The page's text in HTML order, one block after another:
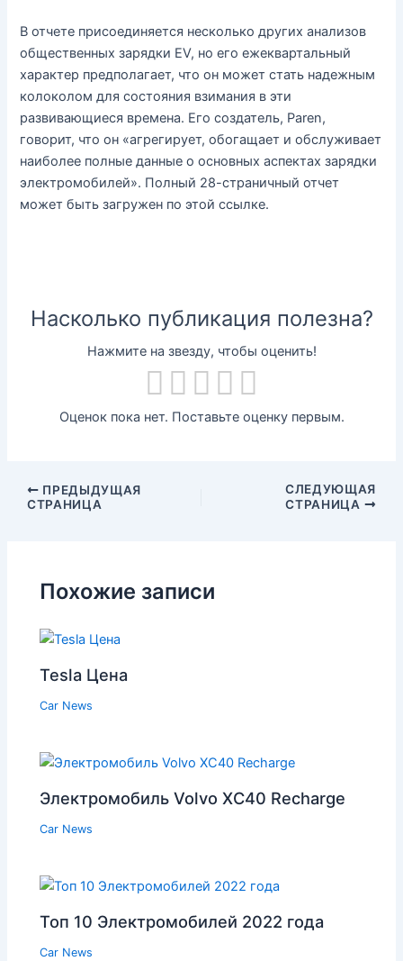
В отчете присоединяется несколько других анализов
общественных зарядки EV, но его ежеквартальный
характер предполагает, что он может стать надежным
колоколом для состояния взимания в эти
развивающиеся времена. Его создатель, Paren,
говорит, что он «агрегирует, обогащает и обслуживает
наиболее полные данные о основных аспектах зарядки
электромобилей». Полный 28-страничный отчет
может быть загружен по этой ссылке.
Насколько публикация полезна?
Нажмите на звезду, чтобы оценить!
Оценок пока нет. Поставьте оценку первым.
ПРЕДЫДУЩАЯ
СТРАНИЦА
СЛЕДУЮЩАЯ
СТРАНИЦА
Похожие записи
Tesla Цена
Car News
Электромобиль Volvo XC40 Recharge
Car News
Топ 10 Электромобилей 2022 года
Car News